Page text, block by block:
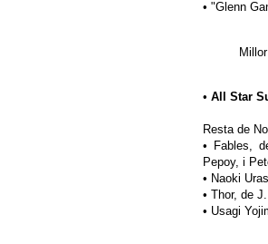
• "Glenn
• All Star
Resta de
• Fables,
Pepoy, i
• Naoki
• Thor, de
• Usagi